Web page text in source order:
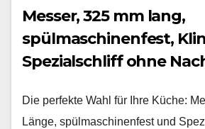
Messer, 325 mm lang,
spülmaschinenfest,
Spezialschliff ohne
Die perfekte Wahl für Ihre Küche:
Länge, spülmaschinenfest und